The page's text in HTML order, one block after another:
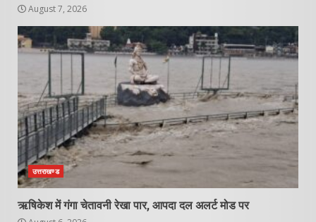
August 7, 2026
उत्तराखण्ड
ऋषिकेश में गंगा चेतावनी रेखा पार, आपदा दल अलर्ट मोड पर